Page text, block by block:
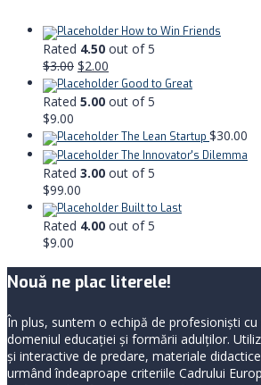
How to Win Friends
Rated 4.50 out of 5
$3.00 $2.00
Good to Great
Rated 5.00 out of 5
$9.00
The Lean Startup $30.00
The Innovator's Dilemma
Rated 3.00 out of 5
$99.00
Built to Last
Rated 4.00 out of 5
$9.00
Nouă ne plac literele!
În plus, suntem o echipă de profesioniști
domeniul educației și formării adulților.
și interactive de predare, materiale
urmând îndeaproape criteriile Cadrului